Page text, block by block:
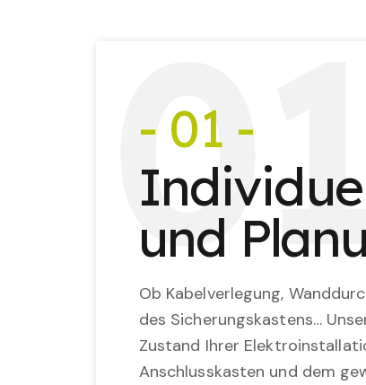
0
- 01 -
und
Ob Kabelverlegung,
des Sicherungskastens…
Zustand Ihrer
Anschlusskasten und dem